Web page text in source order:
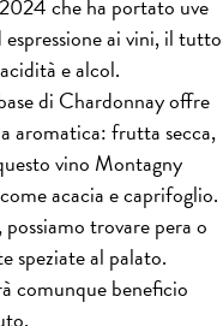
che ha portato uve
ai vini, il tutto
e alcol.
di Chardonnay offre
aromatica: frutta secca,
vino Montagny
acacia e caprifoglio.
trovare pera o
speziate al palato.
comunque beneficio